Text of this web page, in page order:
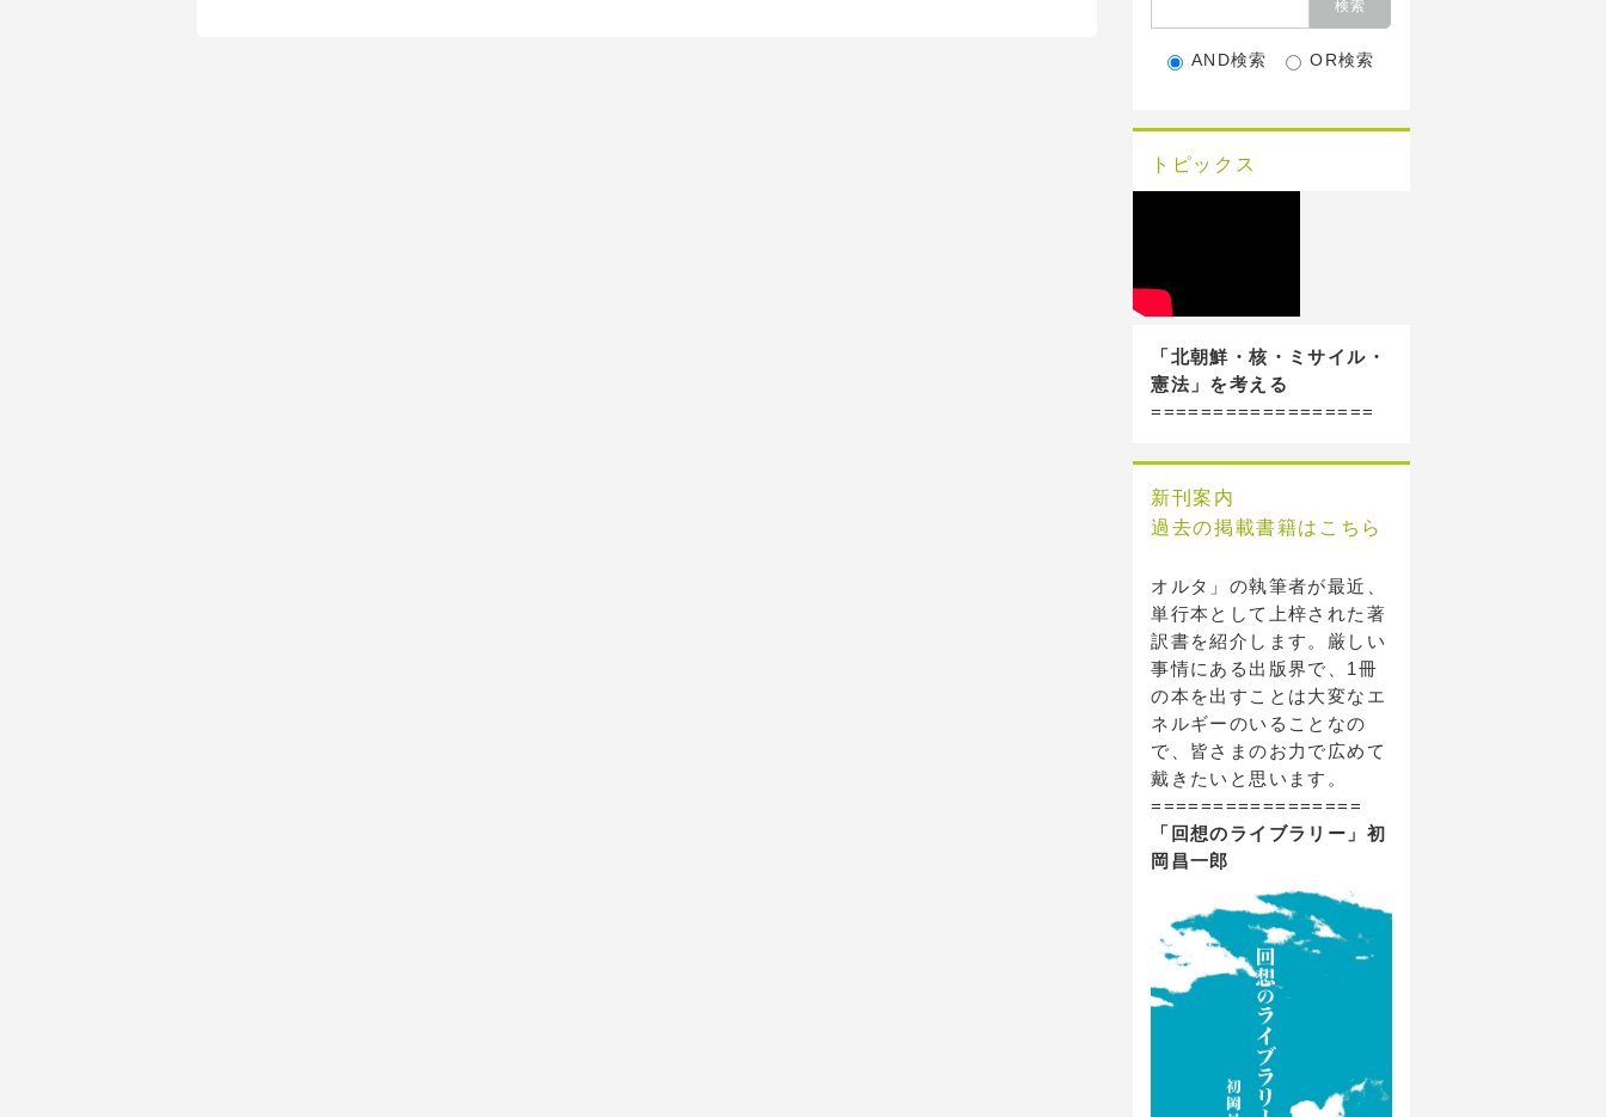
AND検索 OR検索
トピックス
「北朝鮮・核・ミサイル・
憲法」を考える
==================
新刊案内
過去の掲載書籍はこちら
オルタ」の執筆者が最近、
単行本として上梓された著
訳書を紹介します。厳しい
事情にある出版界で、1冊
の本を出すことは大変なエ
ネルギーのいることなの
で、皆さまのお力で広めて
戴きたいと思います。
=================
「回想のライブラリー」初
岡昌一郎